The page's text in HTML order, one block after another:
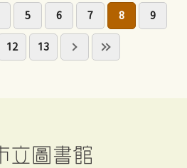
5 6 7 8 9
12 13